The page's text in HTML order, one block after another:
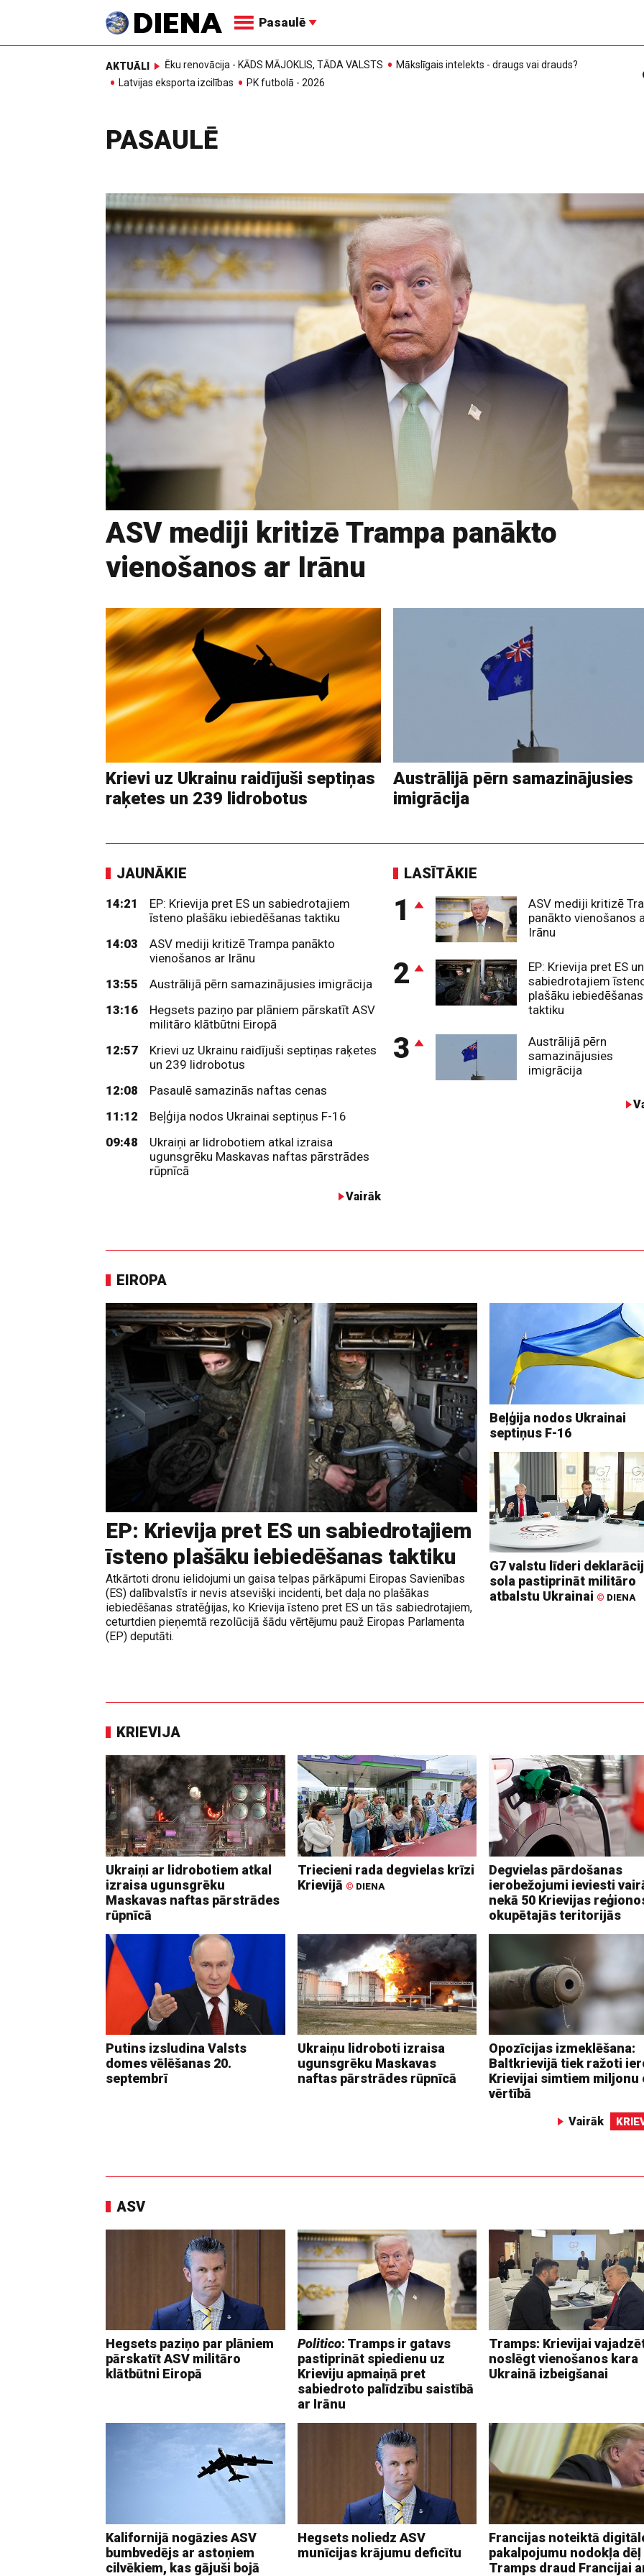
Pasaulē
AKTUĀLI Ēku renovācija - KĀDS MĀJOKLIS, TĀDA VALSTS
Mākslīgais intelekts - draugs vai drauds?
Latvijas eksporta izcilības
PK futbolā - 2026
PASAULĒ
ASV mediji kritizē Trampa panākto
vienošanos ar Irānu
Krievi uz Ukrainu raidījuši septiņas
raķetes un 239 lidrobotus
Austrālijā pērn samazinājusies
imigrācija
JAUNĀKIE
14:21
EP: Krievija pret ES un sabiedrotajiem
īsteno plašāku iebiedēšanas taktiku
14:03
ASV mediji kritizē Trampa panākto
vienošanos ar Irānu
13:55
Austrālijā pērn samazinājusies imigrācija
13:16
Hegsets paziņo par plāniem pārskatīt ASV
militāro klātbūtni Eiropā
12:57
Krievi uz Ukrainu raidījuši septiņas raķetes
un 239 lidrobotus
12:08
Pasaulē samazinās naftas cenas
11:12
Beļģija nodos Ukrainai septiņus F-16
09:48
Ukraiņi ar lidrobotiem atkal izraisa
ugunsgrēku Maskavas naftas pārstrādes
rūpnīcā
Vairāk
LASĪTĀKIE
1
ASV mediji kritizē
panākto vienošanos
Irānu
2
EP: Krievija pret ES un
sabiedrotajiem
plašāku iebiedēšanas
taktiku
3
Austrālijā pērn
samazinājusies
imigrācija
EIROPA
EP: Krievija pret ES un sabiedrotajiem
īsteno plašāku iebiedēšanas taktiku
Atkārtoti dronu ielidojumi un gaisa telpas pārkāpumi Eiropas Savienības
(ES) dalībvalstīs ir nevis atsevišķi incidenti, bet daļa no plašākas
iebiedēšanas stratēģijas, ko Krievija īsteno pret ES un tās sabiedrotajiem,
ceturtdien pieņemtā rezolūcijā šādu vērtējumu pauž Eiropas Parlamenta
(EP) deputāti.
Beļģija nodos Ukrainai
septiņus F-16
G7 valstu līderi
sola pastiprināt militāro
atbalstu Ukrainai © DIENA
KRIEVIJA
Ukraiņi ar lidrobotiem atkal
izraisa ugunsgrēku
Maskavas naftas pārstrādes
rūpnīcā
Triecieni rada degvielas krīzi
Krievijā © DIENA
Degvielas pārdošanas
ierobežojumi ieviesti
nekā 50 Krievijas
okupētajās teritorijās
Putins izsludina Valsts
domes vēlēšanas 20.
septembrī
Ukraiņu lidroboti izraisa
ugunsgrēku Maskavas
naftas pārstrādes rūpnīcā
Opozīcijas izmeklēšana:
Baltkrievijā tiek ražoti
Krievijai simtiem miljonu
vērtībā
Vairāk
ASV
Hegsets paziņo par plāniem
pārskatīt ASV militāro
klātbūtni Eiropā
Politico: Tramps ir gatavs
pastiprināt spiedienu uz
Krieviju apmaiņā pret
sabiedroto palīdzību saistībā
ar Irānu
Tramps: Krievijai
noslēgt vienošanos kara
Ukrainā izbeigšanai
Kalifornijā nogāzies ASV
bumbvedējs ar astoņiem
cilvēkiem, kas gājuši bojā
Hegsets noliedz ASV
munīcijas krājumu deficītu
Francijas noteiktā
pakalpojumu nodokļa dēļ
Tramps draud Francijai